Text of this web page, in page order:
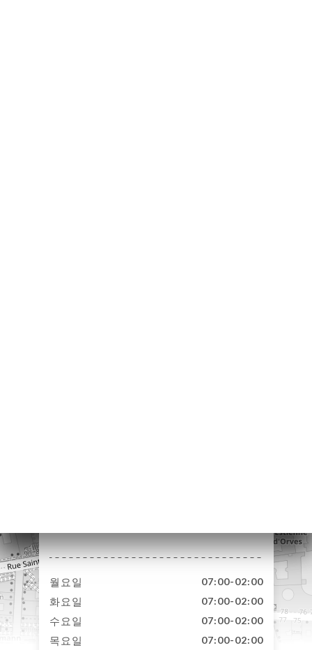
월요일 07:00-02:00
화요일 07:00-02:00
수요일 07:00-02:00
목요일 07:00-02:00